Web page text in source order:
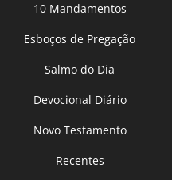
10 Mandamentos
Esboços de Pregação
Salmo do Dia
Devocional Diário
Novo Testamento
Recentes